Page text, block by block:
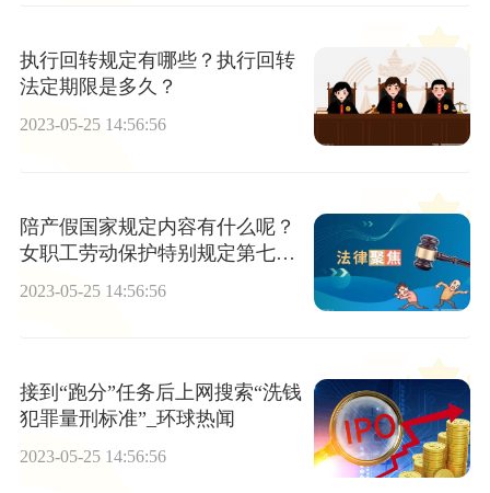
执行回转规定有哪些？执行回转
法定期限是多久？
2023-05-25 14:56:56
陪产假国家规定内容有什么呢？
女职工劳动保护特别规定第七条
2023-05-25 14:56:56
接到“跑分”任务后上网搜索“洗钱
犯罪量刑标准”_环球热闻
2023-05-25 14:56:56